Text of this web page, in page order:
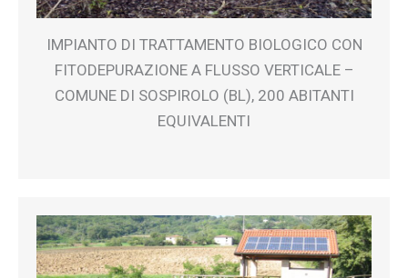
IMPIANTO DI TRATTAMENTO BIOLOGICO CON
FITODEPURAZIONE A FLUSSO VERTICALE –
COMUNE DI SOSPIROLO (BL), 200 ABITANTI
EQUIVALENTI